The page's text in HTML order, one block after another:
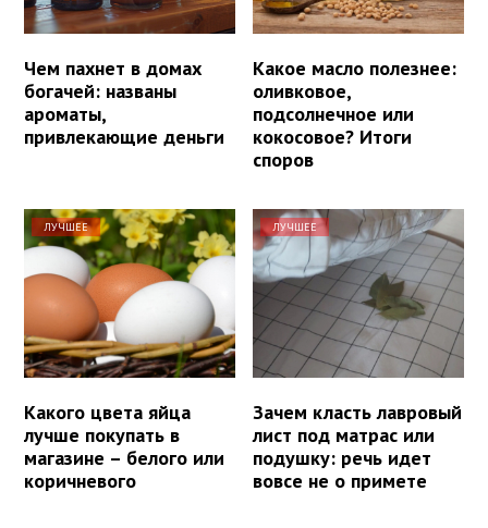
Чем пахнет в домах
богачей: названы
ароматы,
привлекающие деньги
Какое масло полезнее:
оливковое,
подсолнечное или
кокосовое? Итоги
споров
ЛУЧШЕЕ
Какого цвета яйца
лучше покупать в
магазине – белого или
коричневого
ЛУЧШЕЕ
Зачем класть лавровый
лист под матрас или
подушку: речь идет
вовсе не о примете